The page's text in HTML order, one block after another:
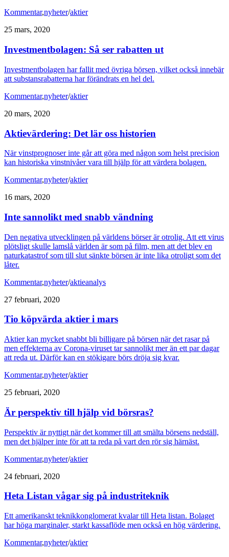
Kommentar,nyheter/aktier
25 mars, 2020
Investmentbolagen: Så ser rabatten ut
Investmentbolagen har fallit med övriga börsen, vilket också innebär
att substansrabatterna har förändrats en hel del.
Kommentar,nyheter/aktier
20 mars, 2020
Aktievärdering: Det lär oss historien
När vinstprognoser inte går att göra med någon som helst precision
kan historiska vinstnivåer vara till hjälp för att värdera bolagen.
Kommentar,nyheter/aktier
16 mars, 2020
Inte sannolikt med snabb vändning
Den negativa utvecklingen på världens börser är otrolig. Att ett virus
plötsligt skulle lamslå världen är som på film, men att det blev en
naturkatastrof som till slut sänkte börsen är inte lika otroligt som det
låter.
Kommentar,nyheter/aktieanalys
27 februari, 2020
Tio köpvärda aktier i mars
Aktier kan mycket snabbt bli billigare på börsen när det rasar på
men effekterna av Corona-viruset tar sannolikt mer än ett par dagar
att reda ut. Därför kan en stökigare börs dröja sig kvar.
Kommentar,nyheter/aktier
25 februari, 2020
Är perspektiv till hjälp vid börsras?
Perspektiv är nyttigt när det kommer till att smälta börsens nedställ,
men det hjälper inte för att ta reda på vart den rör sig härnäst.
Kommentar,nyheter/aktier
24 februari, 2020
Heta Listan vågar sig på industriteknik
Ett amerikanskt teknikkonglomerat kvalar till Heta listan. Bolaget
har höga marginaler, starkt kassaflöde men också en hög värdering.
Kommentar,nyheter/aktier